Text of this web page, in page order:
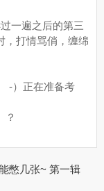
一遍之后的第三
打情骂俏，缠绵
）正在准备考
憋几张~ 第一辑